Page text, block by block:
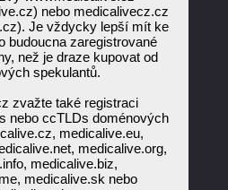
nebo medicalivecz.cz
Je vždycky lepší mít ke
budoucna zaregistrované
než je draze kupovat od
spekulantů.
zvažte také registraci
nebo ccTLDs doménových
medicalive.eu,
medicalive.org,
medicalive.biz,
medicalive.sk nebo